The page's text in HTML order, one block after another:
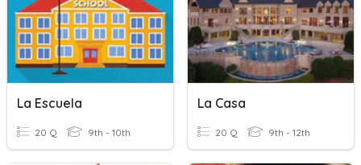
La Escuela
20 Q 9th - 10th
La Casa
20 Q 9th - 12th